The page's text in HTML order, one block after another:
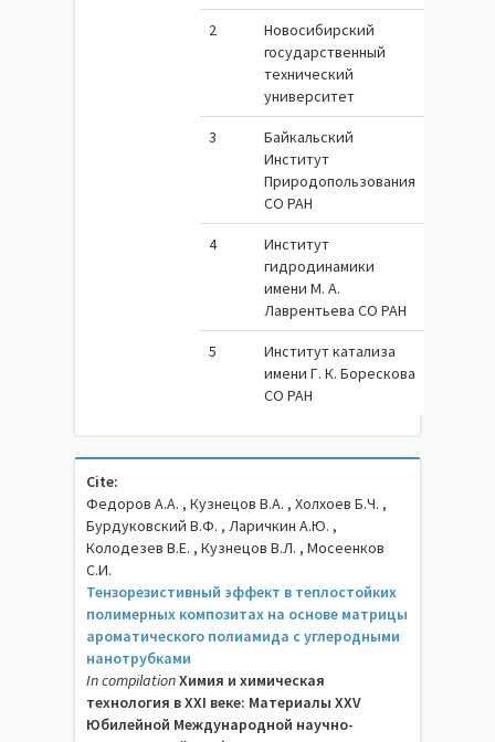
2
Новосибирский
государственный
технический
университет
3
Байкальский
Институт
Природопользования
СО РАН
4
Институт
гидродинамики
имени М. А.
Лаврентьева СО РАН
5
Институт катализа
имени Г. К. Борескова
СО РАН
Cite:
Федоров А.А. , Кузнецов В.А. , Холхоев Б.Ч. ,
Бурдуковский В.Ф. , Ларичкин А.Ю. ,
Колодезев В.Е. , Кузнецов В.Л. , Мосеенков
С.И.
Тензорезистивный эффект в теплостойких
полимерных композитах на основе матрицы
ароматического полиамида с углеродными
нанотрубками
In compilationХимия и химическая
технология в XXI веке: Материалы XXV
Юбилейной Международной научно-